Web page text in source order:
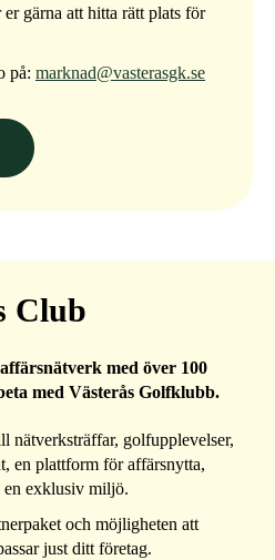
gärna att hitta rätt plats för
på: marknad@vasterasgk.se
Club
med över 100
med Västerås Golfklubb.
nätverksträffar, golfupplevelser,
en plattform för affärsnytta,
en exklusiv miljö.
och möjligheten att
just ditt företag.